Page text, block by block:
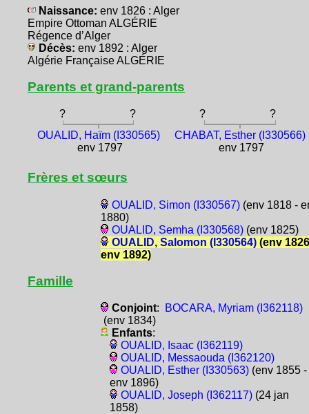
Naissance: env 1826 : Alger
Empire Ottoman ALGÉRIE
Régence d’Alger
Décès: env 1892 : Alger
Algérie Française ALGÉRIE
Parents et grand-parents
? ? ?
?
OUALID, Haïm (I330565)
env 1797
CHABAT, Esther (I330566)
env 1797
Frères et sœurs
OUALID, Simon (I330567)(env 1818 -
1880)
OUALID, Semha (I330568)(env 1825)
OUALID, Salomon (I330564)(env
env 1892)
Famille
Conjoint:
BOCARA, Myriam (I362118)
(env 1834)
Enfants:
OUALID, Isaac (I362119)
OUALID, Messaouda (I362120)
OUALID, Esther (I330563)(env 1855 -
env 1896)
OUALID, Joseph (I362117)(24 jan
1858)